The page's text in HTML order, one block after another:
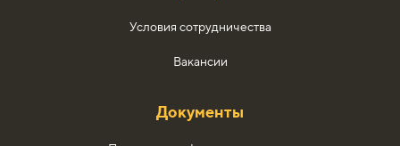
Условия сотрудничества
Вакансии
Документы